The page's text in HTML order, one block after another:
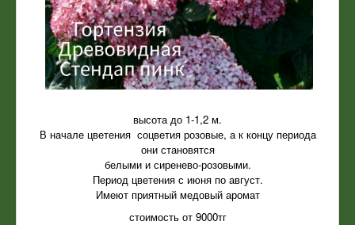
высота до 1-1,2 м.
В начале цветения соцветия розовые, а к концу периода
они становятся
белыми и сиренево-розовыми.
Период цветения с июня по август.
Имеют приятный медовый аромат
стоимость от 9000тг